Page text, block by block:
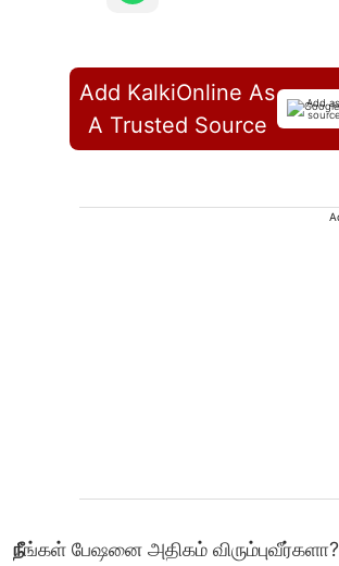
Add KalkiOnline As
A Trusted Source
Add
நீங்கள் பேஷனை அதிகம்